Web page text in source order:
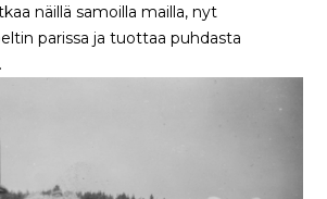
näillä samoilla mailla, nyt
parissa ja tuottaa puhdasta